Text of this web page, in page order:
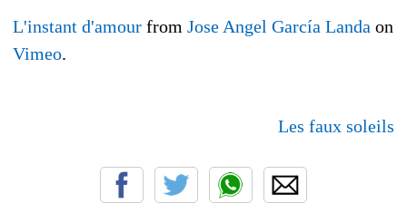
L'instant d'amour from Jose Angel García Landa on
Vimeo.
Les faux soleils